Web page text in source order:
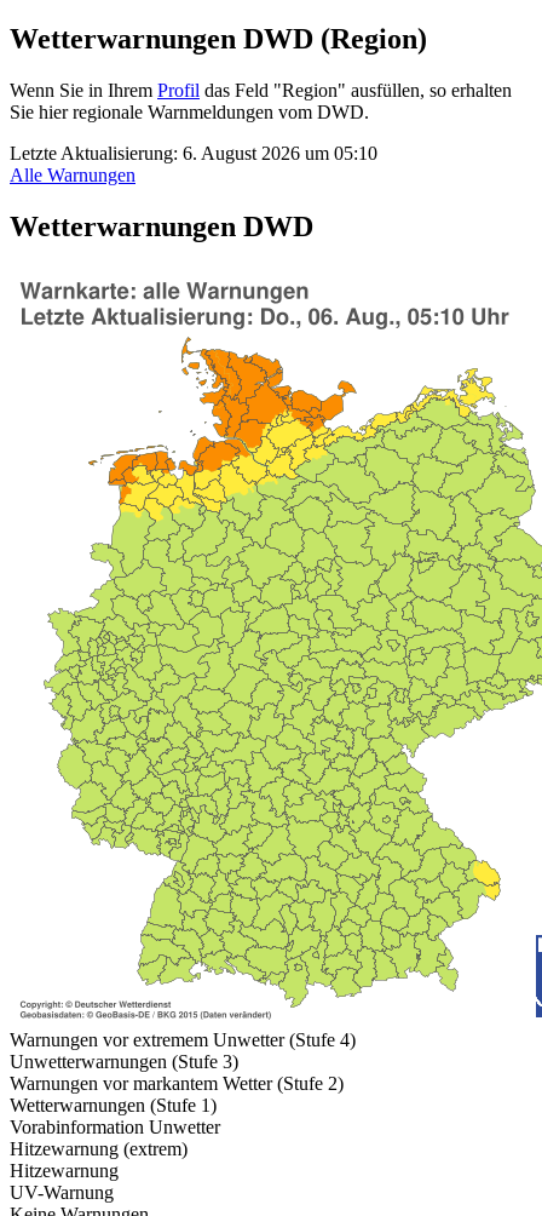
Wetterwarnungen DWD (Region)
Wenn Sie in Ihrem Profil das Feld "Region" ausfüllen, so erhalten
Sie hier regionale Warnmeldungen vom DWD.
Letzte Aktualisierung: 6. August 2026 um 05:10
Alle Warnungen
Wetterwarnungen DWD
Warnungen vor extremem Unwetter (Stufe 4)
Unwetterwarnungen (Stufe 3)
Warnungen vor markantem Wetter (Stufe 2)
Wetterwarnungen (Stufe 1)
Vorabinformation Unwetter
Hitzewarnung (extrem)
Hitzewarnung
UV-Warnung